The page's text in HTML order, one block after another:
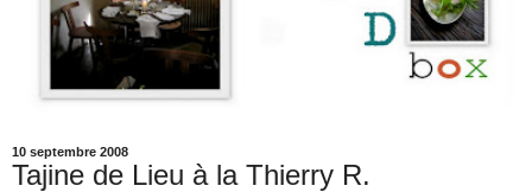
10 septembre 2008
Tajine de Lieu à la Thierry R.